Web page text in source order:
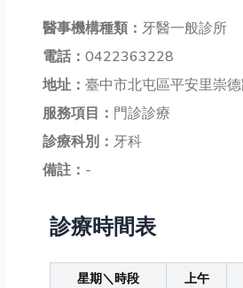
醫事機構種類： 牙醫一般診所
電話： 0422363228
地址： 臺中市北屯區平安里崇
服務項目： 門診診療
診療科別： 牙科
備註： -
診療時間表
星期＼時段 上午